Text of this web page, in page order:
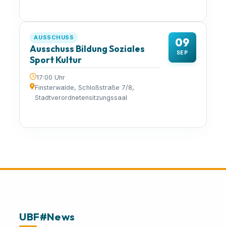
09
SEP
AUSSCHUSS
Ausschuss Bildung Soziales
Sport Kultur
17:00 Uhr
Finsterwalde, Schloßstraße 7/8,
Stadtverordnetensitzungssaal
UBF#News